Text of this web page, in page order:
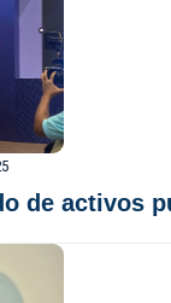
de activos